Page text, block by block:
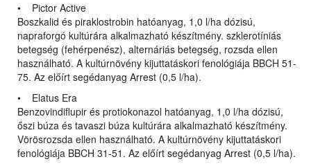
• Pictor Active
Boszkalid és piraklostrobin hatóanyag, 1,0 l/ha dózisú,
napraforgó kultúrára alkalmazható készítmény. szklerotíniás
betegség (fehérpenész), alternáriás betegség, rozsda ellen
használható. A kultúrnövény kijuttatáskori fenológiája BBCH 51-
75. Az előírt segédanyag Arrest (0,5 l/ha).
• Elatus Era
Benzovindiflupir és protiokonazol hatóanyag, 1,0 l/ha dózisú,
őszi búza és tavaszi búza kultúrára alkalmazható készítmény.
Vörösrozsda ellen használható. A kultúrnövény kijuttatáskori
fenológiája BBCH 31-51. Az előírt segédanyag Arrest (0,5 l/ha).